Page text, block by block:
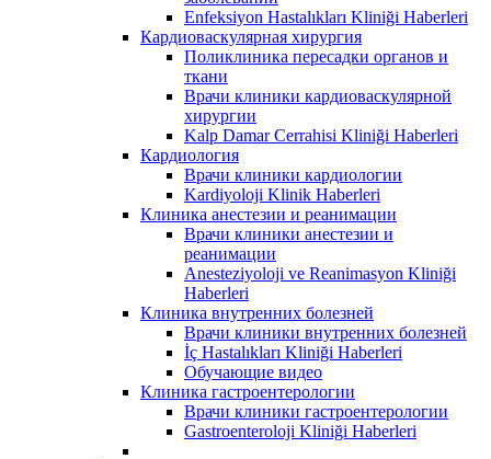
Enfeksiyon Hastalıkları Kliniği Haberleri
Кардиоваскулярная хирургия
Поликлиника пересадки органов и
ткани
Врачи клиники кардиоваскулярной
хирургии
Kalp Damar Cerrahisi Kliniği Haberleri
Кардиология
Врачи клиники кардиологии
Kardiyoloji Klinik Haberleri
Клиника анестезии и реанимации
Врачи клиники анестезии и
реанимации
Anesteziyoloji ve Reanimasyon Kliniği
Haberleri
Клиника внутренних болезней
Врачи клиники внутренних болезней
İç Hastalıkları Kliniği Haberleri
Обучающие видео
Клиника гастроентерологии
Врачи клиники гастроентерологии
Gastroenteroloji Kliniği Haberleri